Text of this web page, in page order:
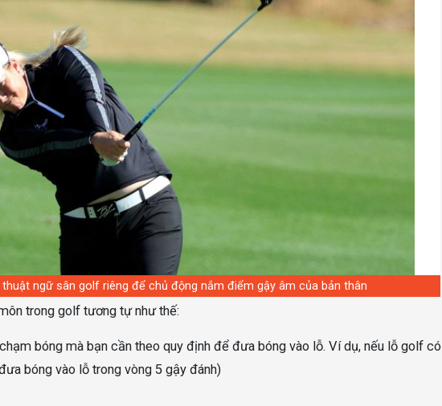
ngữ sân golf riêng để chủ động nắm điểm gậy âm của bản thân
trong golf tương tự như thế:
bóng mà bạn cần theo quy định để đưa bóng vào lỗ. Ví dụ, nếu lỗ golf có
bóng vào lỗ trong vòng 5 gậy đánh)